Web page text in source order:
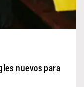
nuevos para